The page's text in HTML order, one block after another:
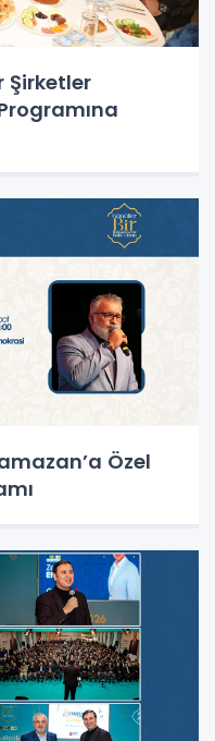
Şirketler
Özel